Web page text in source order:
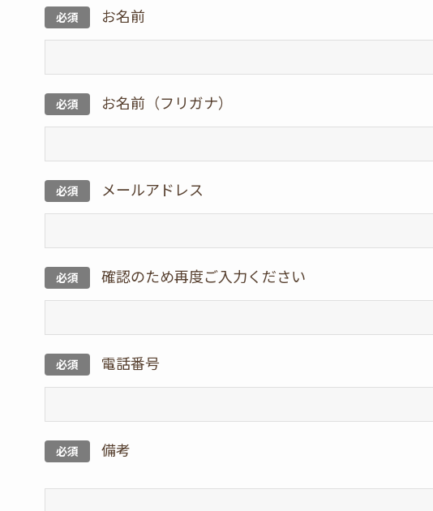
必須 お名前
必須 お名前（フリガナ）
必須 メールアドレス
必須 確認のため再度ご入力ください
必須 電話番号
必須 備考